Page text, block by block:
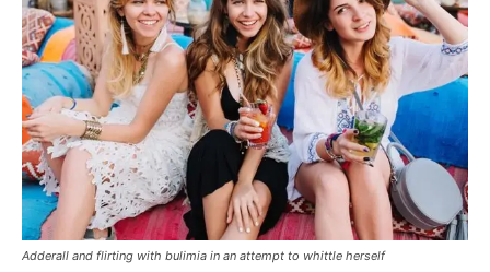
Adderall and flirting with bulimia in an attempt to whittle herself